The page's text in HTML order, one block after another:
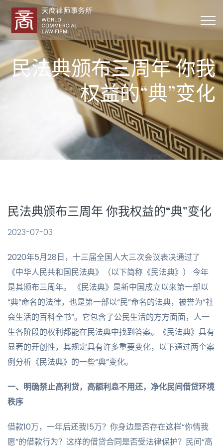
民法典颁布三周年 你我
权益的“典”变化
民法典颁布三周年 你我权益的“典”变化
2023-07-03
2020年5月28日，十三届全国人大三次会议表决通过了
《中华人民共和国民法典》（以下简称《民法典》） 今年
是其颁布三周年。 《民法典》是新中国成立以来第一部以
“典”命名的法律，也是第一部以“民”命名的法典，被誉为“社
会生活的百科全书”。它包含了公民生活的方方面面，人一
生各阶段的权利都能在民法典中找到答案。《民法典》具有
显著的开创性，其规定具有许多重要变化，以下通过两个案
例分析《民法典》的一些“典”变化。
一、明确禁止高利贷，高额利息不用还，净化民间借贷环境
秩序
借款10万，一年后还我15万？你身边是否存在这样“你情我
愿”的借款行为？这样的借贷合同是否受法律保护？民间“高